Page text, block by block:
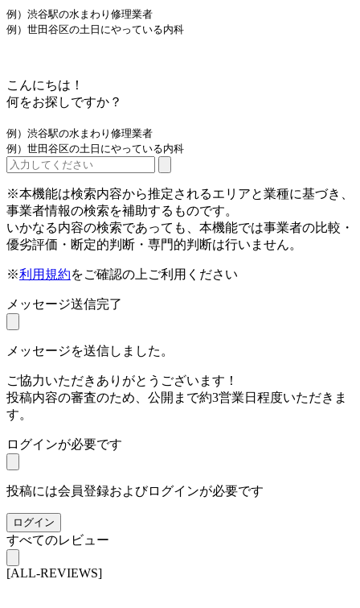
例）渋谷駅の水まわり修理業者
例）世田谷区の土日にやっている内科
こんにちは！
何をお探しですか？
例）渋谷駅の水まわり修理業者
例）世田谷区の土日にやっている内科
※本機能は検索内容から推定されるエリアと業種に基づき、
事業者情報の検索を補助するものです。
いかなる内容の検索であっても、本機能では事業者の比較・
優劣評価・断定的判断・専門的判断は行いません。
※利用規約をご確認の上ご利用ください
メッセージ送信完了
メッセージを送信しました。
ご協力いただきありがとうございます！
投稿内容の審査のため、公開まで約3営業日程度いただきま
す。
ログインが必要です
投稿には会員登録およびログインが必要です
ログイン
すべてのレビュー
[ALL-REVIEWS]